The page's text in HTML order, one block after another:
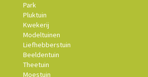
Park
Pluktuin
Kwekerij
Modeltuinen
Liefhebberstuin
Beeldentuin
Theetuin
Moestuin